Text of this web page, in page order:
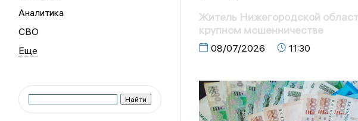
Аналитика
СВО
Житель Нижегородской
крупном мошенничестве
08/07/2026 11:30